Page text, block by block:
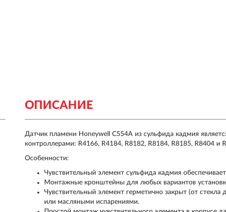
ОПИСАНИЕ
Датчик пламени Honeywell C554A из сульфида кадмия
контроллерами: R4166, R4184, R8182, R8184, R8185, R8404 и
Особенности:
Чувствительный элемент сульфида кадмия
Монтажные кронштейны для любых вариантов
Чувствительный элемент герметично закрыт (от
или масляными испарениями.